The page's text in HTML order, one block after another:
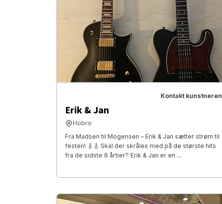
Kontakt kunstneren
Erik & Jan
Hobro
Fra Madsen til Mogensen – Erik & Jan sætter strøm til
festen! 🎸🎸 Skal der skråles med på de største hits
fra de sidste 6 årtier? Erik & Jan er en ...